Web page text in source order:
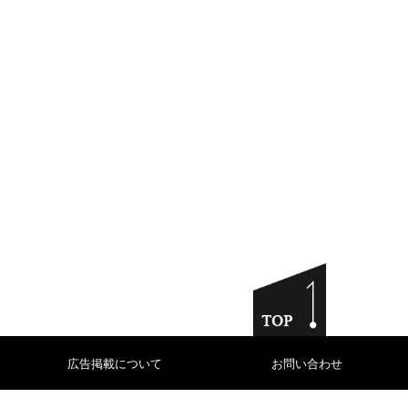
広告掲載について お問い合わせ